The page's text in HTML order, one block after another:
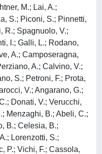
M.; Lai, A.;
S.; Piconi, S.; Pinnetti,
R.; Spagnuolo, V.;
I.; Galli, L.; Rodano,
A.; Camposeragna,
A.; Calvino, V.;
S.; Petroni, F.; Prota,
V.; Angarano, G.;
Donati, V.; Verucchi,
Menzaghi, B.; Abeli, C.;
B.; Celesia, B.;
Lorenzotti, S.;
P.; Vichi, F.; Cassola,